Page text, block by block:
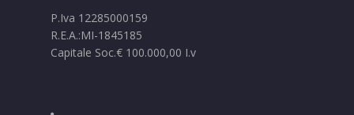
P.Iva 12285000159
R.E.A.:MI-1845185
Capitale Soc.€ 100.000,00 I.v